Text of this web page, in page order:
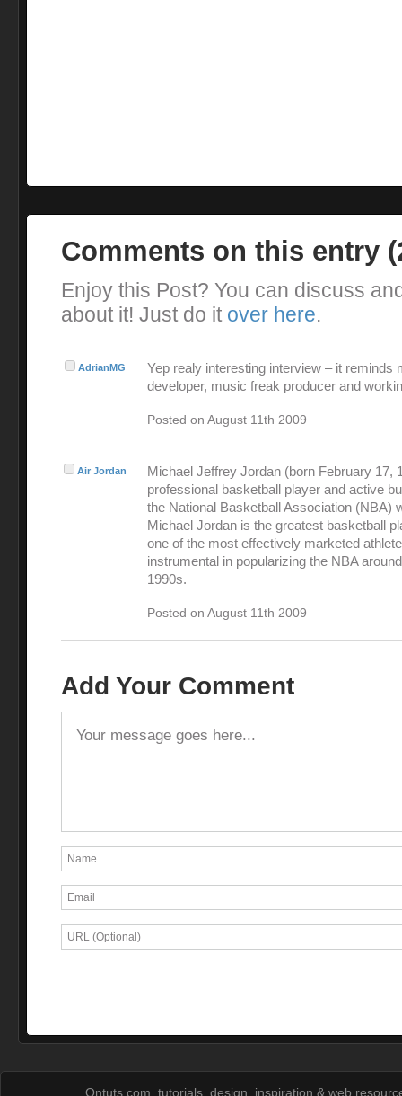
Comments on this entry
Enjoy this Post? You can discuss
about it! Just do it over here.
AdrianMG
Yep realy interesting interview – it reminds
developer, music freak producer and
Posted on August 11th 2009
Air Jordan
Michael Jeffrey Jordan (born February 17,
professional basketball player and active
the National Basketball Association (NBA)
Michael Jordan is the greatest basketball
one of the most effectively marketed
instrumental in popularizing the NBA
1990s.
Posted on August 11th 2009
Add Your Comment
Ontuts.com, tutorials, design, inspiration & web